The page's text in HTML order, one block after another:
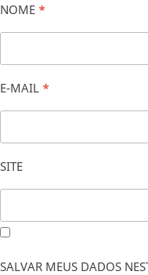
NOME *
E-MAIL *
SITE
SALVAR MEUS DADOS